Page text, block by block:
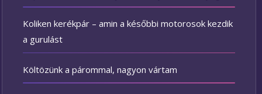
Koliken kerékpár – amin a későbbi motorosok kezdik
a gurulást
Költözünk a párommal, nagyon vártam